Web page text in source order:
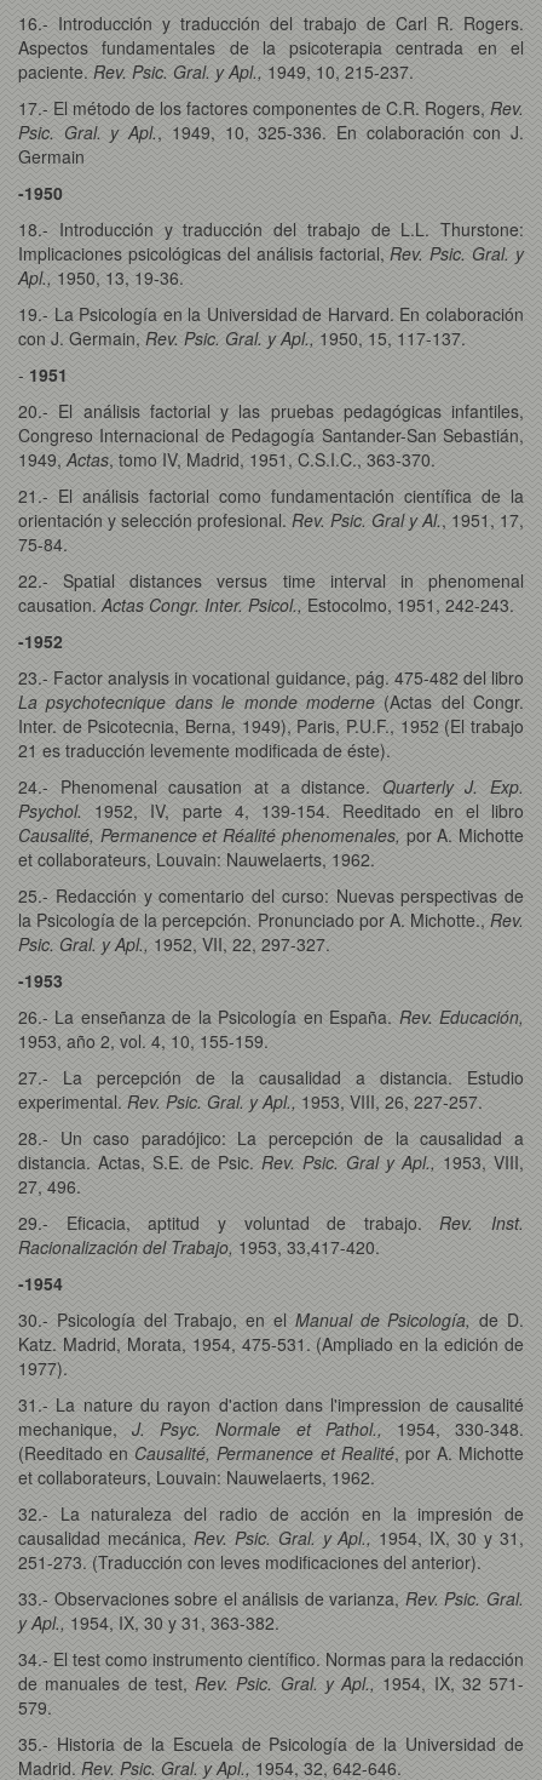
16.- Introducción y traducción del trabajo de Carl R. Rogers.
Aspectos fundamentales de la psicoterapia centrada en el
paciente. Rev. Psic. Gral. y Apl., 1949, 10, 215-237.
17.- El método de los factores componentes de C.R. Rogers, Rev.
Psic. Gral. y Apl., 1949, 10, 325-336. En colaboración con J.
Germain
-1950
18.- Introducción y traducción del trabajo de L.L. Thurstone:
Implicaciones psicológicas del análisis factorial, Rev. Psic. Gral. y
Apl., 1950, 13, 19-36.
19.- La Psicología en la Universidad de Harvard. En colaboración
con J. Germain, Rev. Psic. Gral. y Apl., 1950, 15, 117-137.
- 1951
20.- El análisis factorial y las pruebas pedagógicas infantiles,
Congreso Internacional de Pedagogía Santander-San Sebastián,
1949, Actas, tomo IV, Madrid, 1951, C.S.I.C., 363-370.
21.- El análisis factorial como fundamentación científica de la
orientación y selección profesional. Rev. Psic. Gral y Al., 1951, 17,
75-84.
22.- Spatial distances versus time interval in phenomenal
causation. Actas Congr. Inter. Psicol., Estocolmo, 1951, 242-243.
-1952
23.- Factor analysis in vocational guidance, pág. 475-482 del libro
La psychotecnique dans le monde moderne(Actas del Congr.
Inter. de Psicotecnia, Berna, 1949), Paris, P.U.F., 1952 (El trabajo
21 es traducción levemente modificada de éste).
24.- Phenomenal causation at a distance. Quarterly J. Exp.
Psychol. 1952, IV, parte 4, 139-154. Reeditado en el libro
Causalité, Permanence et Réalité phenomenales, por A. Michotte
et collaborateurs, Louvain: Nauwelaerts, 1962.
25.- Redacción y comentario del curso: Nuevas perspectivas de
la Psicología de la percepción. Pronunciado por A. Michotte., Rev.
Psic. Gral. y Apl., 1952, VII, 22, 297-327.
-1953
26.- La enseñanza de la Psicología en España. Rev. Educación,
1953, año 2, vol. 4, 10, 155-159.
27.- La percepción de la causalidad a distancia. Estudio
experimental. Rev. Psic. Gral. y Apl., 1953, VIII, 26, 227-257.
28.- Un caso paradójico: La percepción de la causalidad a
distancia. Actas, S.E. de Psic. Rev. Psic. Gral y Apl., 1953, VIII,
27, 496.
29.- Eficacia, aptitud y voluntad de trabajo. Rev. Inst.
Racionalización del Trabajo, 1953, 33,417-420.
-1954
30.- Psicología del Trabajo, en el Manual de Psicología, de D.
Katz. Madrid, Morata, 1954, 475-531. (Ampliado en la edición de
1977).
31.- La nature du rayon d'action dans l'impression de causalité
mechanique,J. Psyc. Normale et Pathol., 1954, 330-348.
(Reeditado enCausalité, Permanence et Realité, por A. Michotte
et collaborateurs, Louvain: Nauwelaerts, 1962.
32.- La naturaleza del radio de acción en la impresión de
causalidad mecánica, Rev. Psic. Gral. y Apl., 1954, IX, 30 y 31,
251-273. (Traducción con leves modificaciones del anterior).
33.- Observaciones sobre el análisis de varianza, Rev. Psic. Gral.
y Apl., 1954, IX, 30 y 31, 363-382.
34.- El test como instrumento científico. Normas para la redacción
de manuales de test, Rev. Psic. Gral. y Apl., 1954, IX, 32 571-
579.
35.- Historia de la Escuela de Psicología de la Universidad de
Madrid. Rev. Psic. Gral. y Apl., 1954, 32, 642-646.